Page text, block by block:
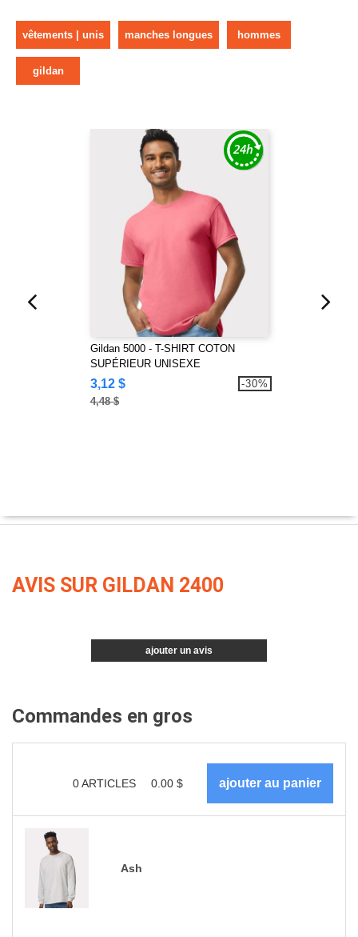
vêtements | unis manches longues hommes
gildan
Gildan 5000 - T-SHIRT COTON
SUPÉRIEUR UNISEXE
3,12 $
4,48 $
-30%
AVIS SUR GILDAN 2400
ajouter un avis
Commandes en gros
0ARTICLES 0.00 $
Ash